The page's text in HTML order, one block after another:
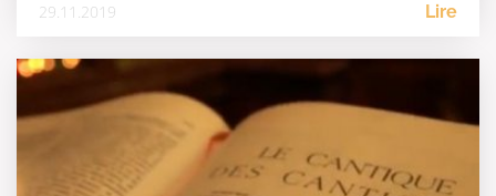
29.11.2019 Lire